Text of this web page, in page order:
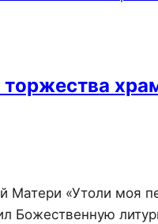
торжества
«Утоли моя
Божественную